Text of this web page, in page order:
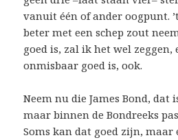
vanuit één of ander oogpunt.
beter met een schep zout
goed is, zal ik het wel zeggen,
onmisbaar goed is, ook.
Neem nu die James Bond, dat
maar binnen de Bondreeks
Soms kan dat goed zijn,